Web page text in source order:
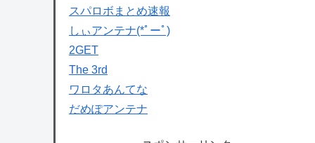
スパロボまとめ速報
しぃアンテナ(*ﾟーﾟ)
2GET
The 3rd
ワロタあんてな
だめぽアンテナ